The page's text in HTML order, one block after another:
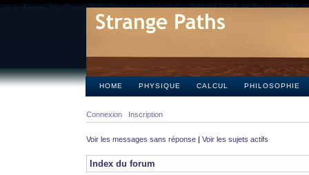
[phpBB Debug] PHP Notice: in file/includes/functions.phpon line2355:preg_replace()
HOME PHYSIQUE CALCUL PHILOSOPHIE
Connexion Inscription
Voir les messages sans réponse | Voir les sujets actifs
Index du forum